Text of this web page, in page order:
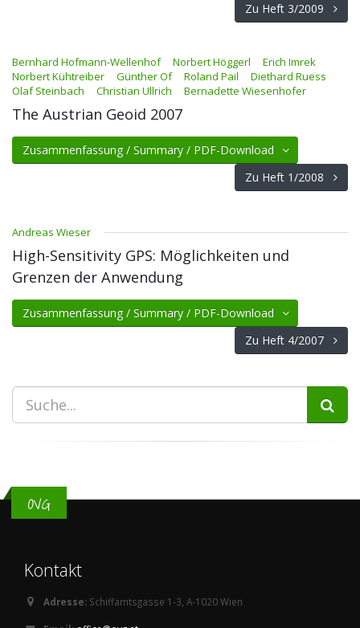
Zu Heft 3/2009
Bernhard Hofmann-Wellenhof Norbert Höggerl
Erich Imrek
Norbert Kühtreiber
Günther Of Roland Pail
Diethard Ruess
Olaf Steinbach
Christian Ullrich Bernadette Wiesenhofer
The Austrian Geoid 2007
Zusammenfassung / Summary / PDF-Download
Zu Heft 1/2008
Andreas Wieser
High-Sensitivity GPS: Möglichkeiten und
Grenzen der Anwendung
Zusammenfassung / Summary / PDF-Download
Zu Heft 4/2007
OVG
Kontakt
Adresse: Schiffamtsgasse 1-3, A-1020 Wien